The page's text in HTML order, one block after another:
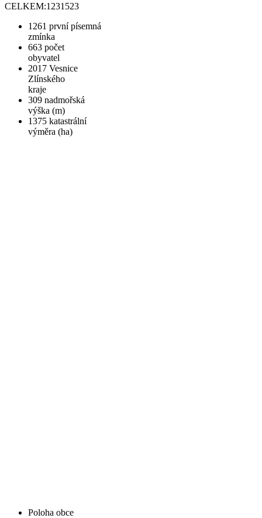
CELKEM:1231523
1261 první písemná
zmínka
663 počet
obyvatel
2017 Vesnice
Zlínského
kraje
309 nadmořská
výška (m)
1375 katastrální
výměra (ha)
Poloha obce